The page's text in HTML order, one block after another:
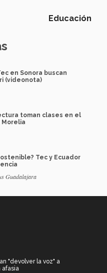
Educación
en Sonora buscan
(videonota)
toman clases en el
Tec y Ecuador
Guadalajara
"devolver la voz" a
afasia